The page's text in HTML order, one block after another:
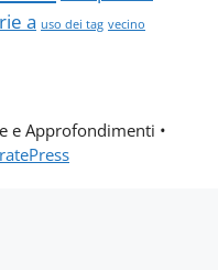
a uso dei tag vecino
e Approfondimenti •